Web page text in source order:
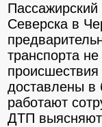
Пассажирский
Северска в
транспорта
доставлены в
работают
ДТП